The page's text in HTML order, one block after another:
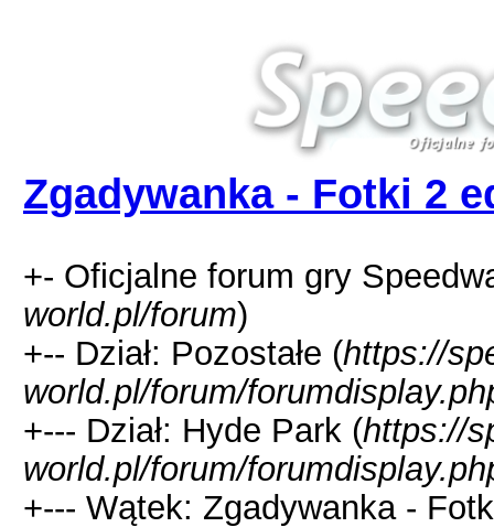
Zgadywanka - Fotki 2
+- Oficjalne forum gry
world.pl/forum)
+-- Dział: Pozostałe (https://
world.pl/forum/
+--- Dział: Hyde Park (https://
world.pl/forum/
+--- Wątek: Zgadywanka -